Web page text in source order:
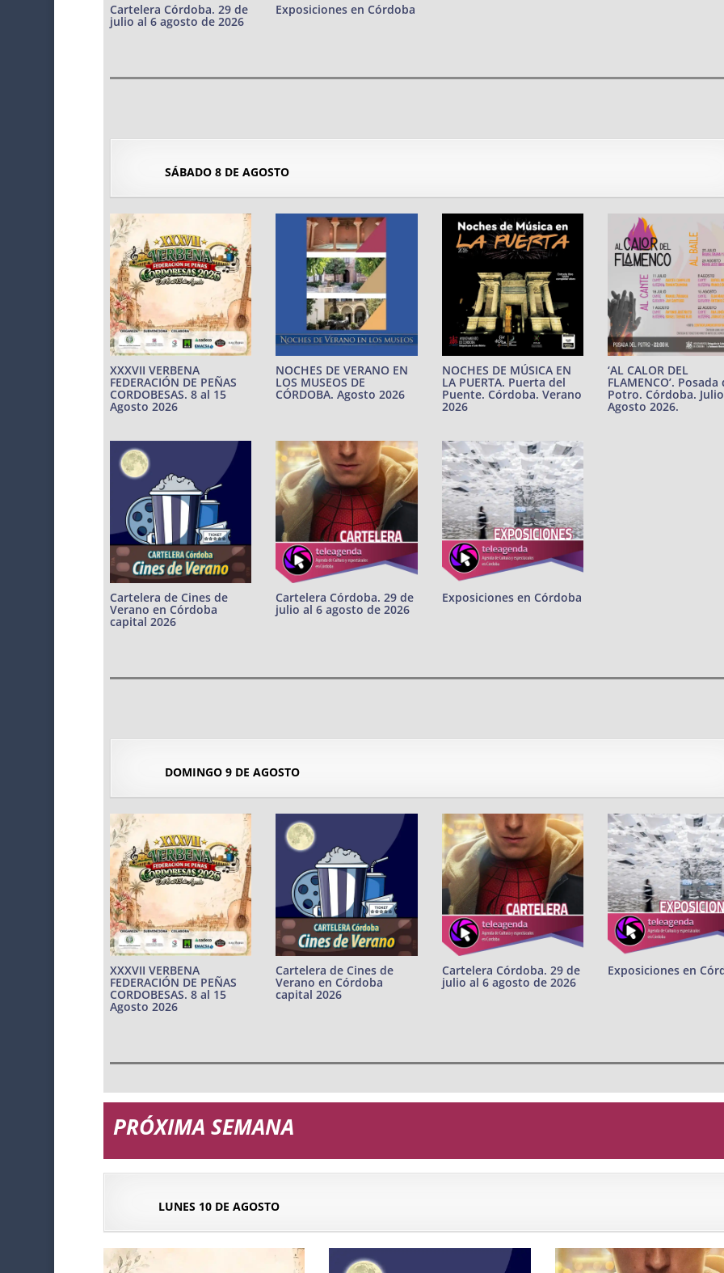
Cartelera Córdoba. 29 de
julio al 6 agosto de 2026
Exposiciones en Córdoba
SÁBADO 8 DE AGOSTO
XXXVII VERBENA
FEDERACIÓN DE PEÑAS
CORDOBESAS. 8 al 15
Agosto 2026
NOCHES DE VERANO EN
LOS MUSEOS DE
CÓRDOBA. Agosto 2026
NOCHES DE MÚSICA EN
LA PUERTA. Puerta del
Puente. Córdoba. Verano
2026
‘AL CALOR DEL
FLAMENCO’. Posada
Potro. Córdoba.
Agosto 2026.
Cartelera de Cines de
Verano en Córdoba
capital 2026
Cartelera Córdoba. 29 de
julio al 6 agosto de 2026
Exposiciones en Córdoba
DOMINGO 9 DE AGOSTO
XXXVII VERBENA
FEDERACIÓN DE PEÑAS
CORDOBESAS. 8 al 15
Agosto 2026
Cartelera de Cines de
Verano en Córdoba
capital 2026
Cartelera Córdoba. 29 de
julio al 6 agosto de 2026
Exposiciones en
PRÓXIMA SEMANA
LUNES 10 DE AGOSTO